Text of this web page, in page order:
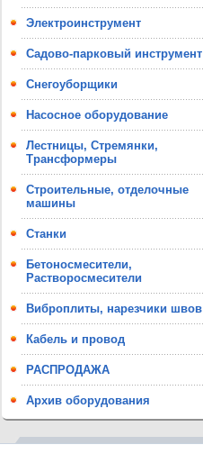
Электроинструмент
Садово-парковый инструмент
Снегоуборщики
Насосное оборудование
Лестницы, Стремянки,
Трансформеры
Строительные, отделочные
машины
Станки
Бетоносмесители,
Растворосмесители
Виброплиты, нарезчики швов
Кабель и провод
РАСПРОДАЖА
Архив оборудования